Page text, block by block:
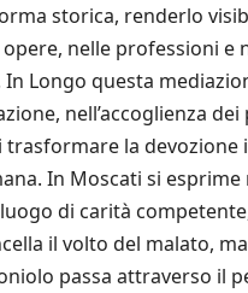
storica, renderlo
nelle professioni e
In Longo questa
nell’accoglienza
trasformare la devozione
In Moscati si esprime
di carità
il volto del malato,
passa attraverso il